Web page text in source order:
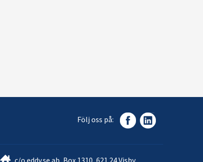
Följ oss på:
c/o eddy.se ab, Box 1310, 621 24 Visby